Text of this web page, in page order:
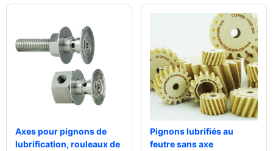
Axes pour pignons de
lubrification, rouleaux de
Pignons lubrifiés au
feutre sans axe